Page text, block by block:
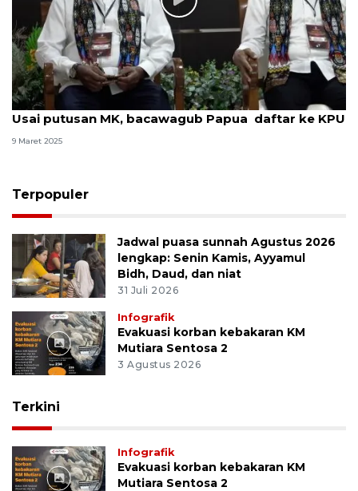
Usai putusan MK, bacawagub Papua daftar ke KPU
9 Maret 2025
Terpopuler
Jadwal puasa sunnah Agustus 2026
lengkap: Senin Kamis, Ayyamul
Bidh, Daud, dan niat
31 Juli 2026
Infografik
Evakuasi korban kebakaran KM
Mutiara Sentosa 2
3 Agustus 2026
Terkini
Infografik
Evakuasi korban kebakaran KM
Mutiara Sentosa 2